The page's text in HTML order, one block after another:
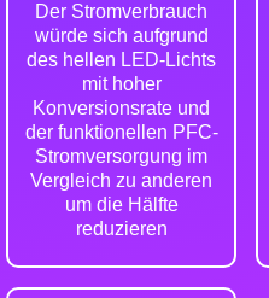
Der Stromverbrauch
würde sich aufgrund
des hellen LED-Lichts
mit hoher
Konversionsrate und
der funktionellen PFC-
Stromversorgung im
Vergleich zu anderen
um die Hälfte
reduzieren